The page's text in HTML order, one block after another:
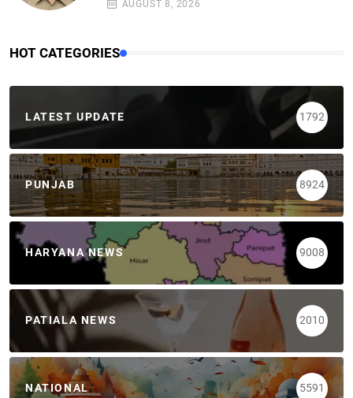
AUGUST 8, 2026
HOT CATEGORIES
LATEST UPDATE 1792
PUNJAB 8924
HARYANA NEWS 9008
PATIALA NEWS 2010
NATIONAL 5591